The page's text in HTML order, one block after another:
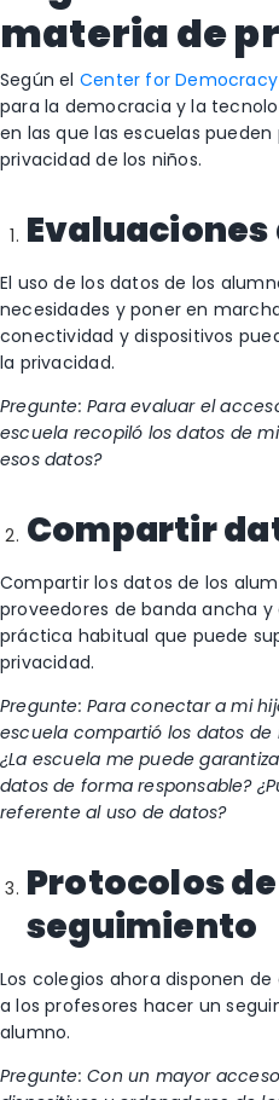
materia de
Según el Center for
para la democracia y la
en las que las escuelas pueden
privacidad de los niños.
El uso de los datos de los
necesidades y poner en
conectividad y dispositivos
la privacidad.
Pregunte: Para evaluar el
escuela recopiló los datos de
esos datos?
Compartir
Compartir los datos de los
proveedores de banda ancha y
práctica habitual que puede
privacidad.
Pregunte: Para conectar a mi
escuela compartió los datos
¿La escuela me puede
datos de forma responsable?
referente al uso de datos?
Protocolos de
seguimiento
Los colegios ahora disponen
a los profesores hacer un
alumno.
Pregunte: Con un mayor